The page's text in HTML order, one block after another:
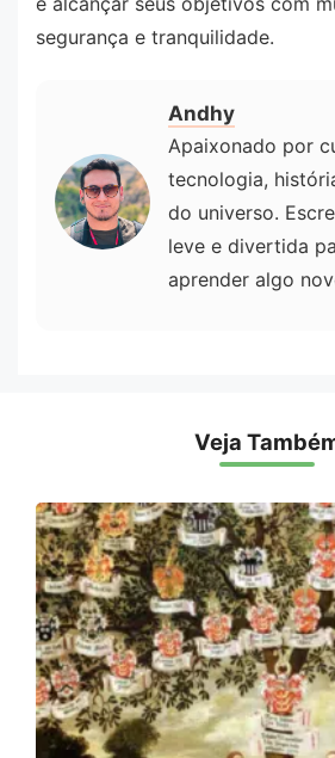
segurança e tranquilidade.
Andhy
Apaixonado por
tecnologia,
do universo.
leve e divertida
aprender algo
Veja